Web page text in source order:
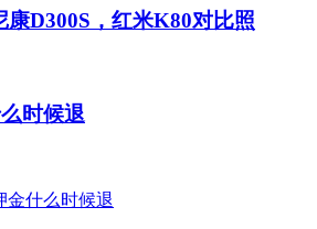
康D300S，红米K80对比照
时候退